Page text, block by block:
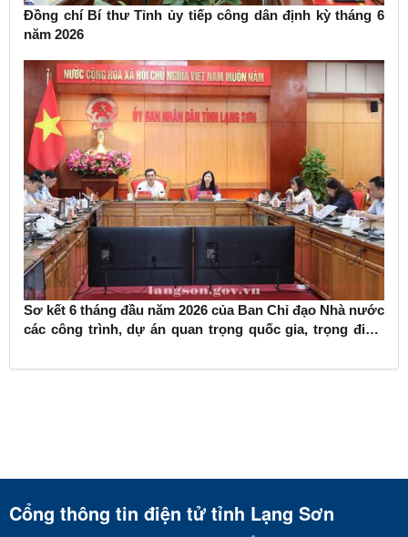
Đồng chí Bí thư Tỉnh ủy tiếp công dân định kỳ tháng 6
năm 2026
Sơ kết 6 tháng đầu năm 2026 của Ban Chỉ đạo Nhà nước
các công trình, dự án quan trọng quốc gia, trọng điểm
Cổng thông tin điện tử tỉnh Lạng Sơn